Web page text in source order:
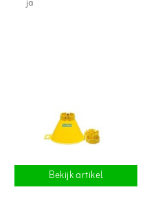
ja
Bekijk artikel